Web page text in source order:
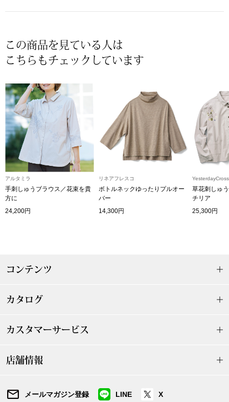
セイコー〉マウリッツハイス美術館公認フェ
ルメールオマージュウオッチ
ア
靴下
サングラス／
傘／日傘
その他
この商品を見ている人は
こちらもチェックしています
アルタミラ
手刺しゅうブラウス／花束を貴
方に
24,200円
リネアフレスコ
ボトルネックゆったりプルオー
バー
14,300円
YesterdayCross
草花刺しゅ
チリア
25,300円
コンテンツ
カタログ
カスタマーサービス
店舗情報
メールマガジン登録 LINE X